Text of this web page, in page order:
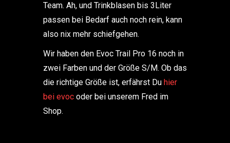
Team. Ah, und Trinkblasen bis 3Liter
passen bei Bedarf auch noch rein, kann
also nix mehr schiefgehen.
Wir haben den Evoc Trail Pro 16 noch in
zwei Farben und der Größe S/M. Ob das
die richtige Größe ist, erfährst Du hier
bei evoc oder bei unserem Fred im
Shop.